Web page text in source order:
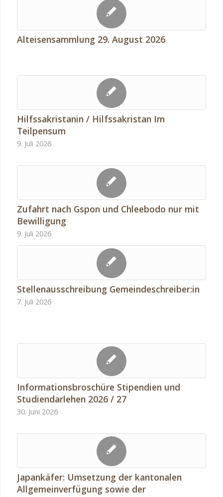
Alteisensammlung 29. August 2026
Hilfssakristanin / Hilfssakristan Im
Teilpensum
9. Juli 2026
Zufahrt nach Gspon und Chleebodo nur mit
Bewilligung
9. Juli 2026
Stellenausschreibung Gemeindeschreiber:in
7. Juli 2026
Informationsbroschüre Stipendien und
Studiendarlehen 2026 / 27
30. Juni 2026
Japankäfer: Umsetzung der kantonalen
Allgemeinverfügung sowie der